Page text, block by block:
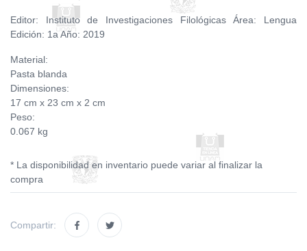
Editor: Instituto de Investigaciones Filológicas Área: Lengua
Edición: 1a Año: 2019
Material:
Pasta blanda
Dimensiones:
17 cm x 23 cm x 2 cm
Peso:
0.067 kg
* La disponibilidad en inventario puede variar al finalizar la
compra
Compartir: